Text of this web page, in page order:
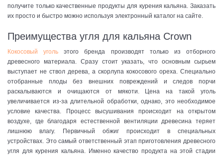
получите только качественные продукты для курения кальяна. Заказать
их просто и быстро можно используя электронный каталог на сайте.
Преимущества угля для кальяна Crown
Кокосовый уголь этого бренда производят только из отборного
древесного материала. Сразу стоит указать, что основным сырьем
выступает не ствол дерева, а скорлупа кокосового ореха. Специально
отобранные плоды без внешних повреждений и следов порчи
раскалываются и очищаются от мякоти. Цена на такой уголь
увеличивается из-за длительной обработки, однако, это необходимое
условие качества. Процесс высушивания происходит на открытом
воздухе, где благодаря естественной вентиляции древесина теряет
лишнюю влагу. Первичный обжиг происходит в специальных
устройствах. Это самый ответственный этап приготовления древесного
угля для курения кальяна. Именно качество продукта на этой стадии